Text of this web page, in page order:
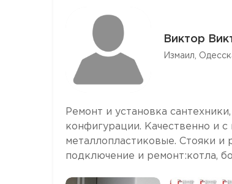
Виктор
Измаил,
Ремонт и установка
конфигурации. Качественно и с
металлопластиковые. Стояки и
подключение и ремонт:котла,